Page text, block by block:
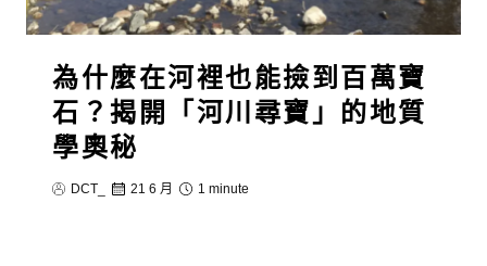
為什麼在河裡也能撿到百萬寶
石？揭開「河川尋寶」的地質
學奧秘
DCT_ 21 6 月 1 minute